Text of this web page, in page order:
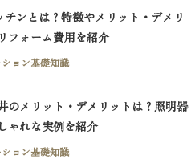
ンとは？特徴やメリット・デメリ
フォーム費用を紹介
ション基礎知識
のメリット・デメリットは？照明器
ゃれな実例を紹介
ション基礎知識